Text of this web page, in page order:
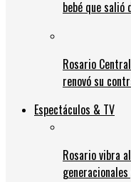
bebé que salió
Rosario
renovó su
Espectáculos & TV
Rosario vibra